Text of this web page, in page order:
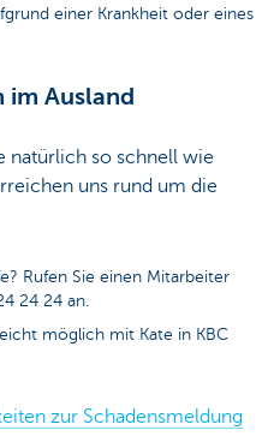
einer Krankheit oder eines
im Ausland
natürlich so schnell wie
uns rund um die
Rufen Sie einen Mitarbeiter
24 24 an.
möglich mit Kate in KBC
zur Schadensmeldung